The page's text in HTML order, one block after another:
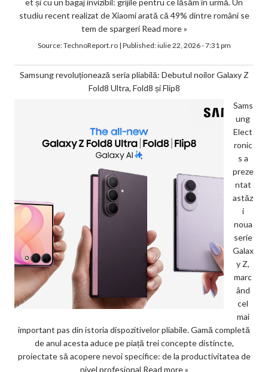
et și cu un bagaj invizibil: grijile pentru ce lăsăm în urmă. Un
studiu recent realizat de Xiaomi arată că 49% dintre români se
tem de spargeri Read more »
Source:TechnoReport.ro| Published:iulie 22, 2026 - 7:31 pm
Samsung revoluționează seria pliabilă: Debutul noilor Galaxy Z
Fold8 Ultra, Fold8 și Flip8
Sams
ung
Elect
ronic
s a
preze
ntat
astăz
i
noua
serie
Galax
y Z,
marc
ând
cel
mai
important pas din istoria dispozitivelor pliabile. Gamă completă
de anul acesta aduce pe piață trei concepte distincte,
proiectate să acopere nevoi specifice: de la productivitatea de
nivel profesional Read more »